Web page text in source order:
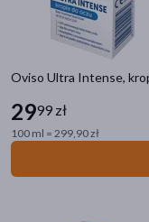
Oviso Ultra Intense,
2999 zł
100 ml = 299,90 zł
Linia
DOZ
Zuma Świetlik
Bepanthen Eye
Luxidropin